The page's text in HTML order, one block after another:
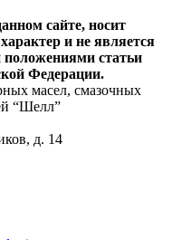
сайте, носит
и не является
положениями статьи
Федерации.
масел, смазочных
“Шелл”
д. 14